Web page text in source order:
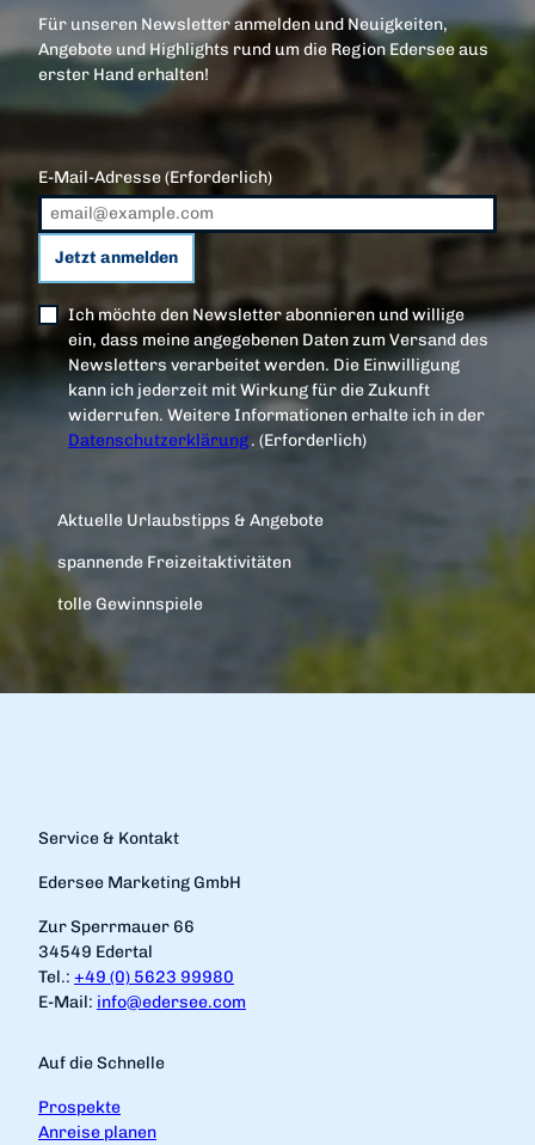
Für unseren Newsletter anmelden und Neuigkeiten,
Angebote und Highlights rund um die Region Edersee aus
erster Hand erhalten!
E-Mail-Adresse(Erforderlich)
Jetzt anmelden
Ich möchte den Newsletter abonnieren und willige
ein, dass meine angegebenen Daten zum Versand des
Newsletters verarbeitet werden. Die Einwilligung
kann ich jederzeit mit Wirkung für die Zukunft
widerrufen. Weitere Informationen erhalte ich in der
Datenschutzerklärung.(Erforderlich)
Aktuelle Urlaubstipps & Angebote
spannende Freizeitaktivitäten
tolle Gewinnspiele
Service & Kontakt
Edersee Marketing GmbH
Zur Sperrmauer 66
34549 Edertal
Tel.: +49 (0) 5623 99980
E-Mail: info@edersee.com
Auf die Schnelle
Prospekte
Anreise planen